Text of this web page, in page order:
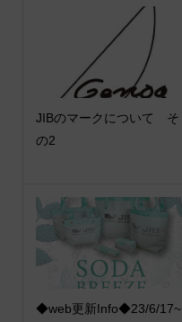
JIBのマークについて そ
の2
◆web更新Info◆23/6/17~